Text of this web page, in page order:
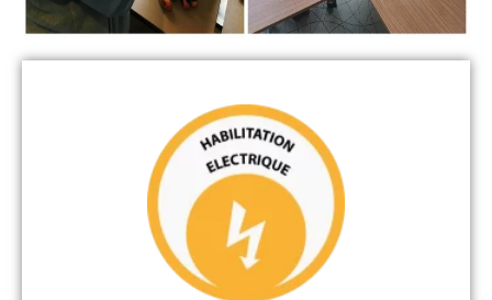
Cliquez ici pour visualiser en
détails nos formations incendie